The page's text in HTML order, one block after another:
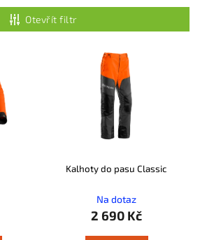
Otevřít filtr
Kalhoty do pasu Classic
Na dotaz
2 690 Kč